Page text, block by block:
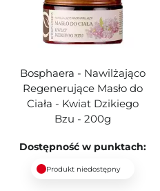
Bosphaera - Nawilżająco
Regenerujące Masło do
Ciała - Kwiat Dzikiego
Bzu - 200g
Dostępność w punktach:
Produkt niedostępny